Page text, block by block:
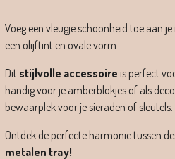
Voeg een vleugje schoonheid toe aan
een olijftint en ovale vorm.
Dit stijlvolle accessoire is perfect
handig voor je amberblokjes of als
bewaarplek voor je sieraden of sleutels.
Ontdek de perfecte harmonie tussen
metalen tray!